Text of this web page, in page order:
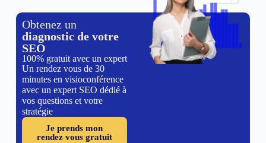
Obtenez un
diagnostic de votre
SEO
100% gratuit avec un expert
Un rendez vous de 30
minutes en visioconférence
avec un expert SEO dédié à
vos questions et votre
stratégie
Je prends mon
rendez vous gratuit